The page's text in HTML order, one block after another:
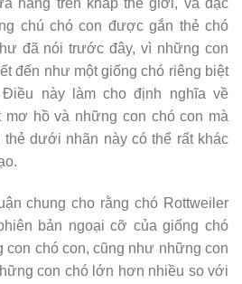
chú chó con được gắn thẻ chó
đã nói trước đây, vì những con
đến như một giống chó riêng biệt
này làm cho định nghĩa về
mơ hồ và những con chó con mà
dưới nhãn này có thể rất khác
chung cho rằng chó Rottweiler
bản ngoại cỡ của giống chó
con chó con, cũng như những con
con chó lớn hơn nhiều so với